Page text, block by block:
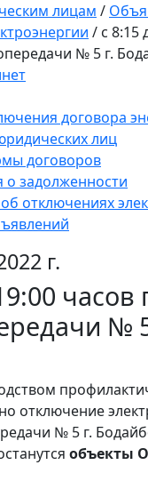
лицам /
/ с 8:15
№ 5 г.
договора
лиц
договоров
о задолженности
отключениях
г.
№
отключение
№ 5 г.
объекты